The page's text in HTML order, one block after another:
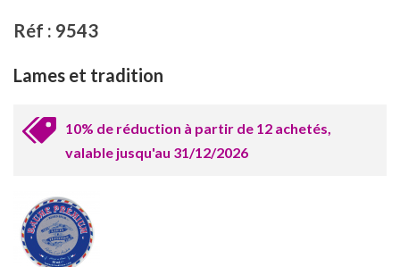
Réf : 9543
Lames et tradition
10% de réduction à partir de 12 achetés,
valable jusqu'au 31/12/2026